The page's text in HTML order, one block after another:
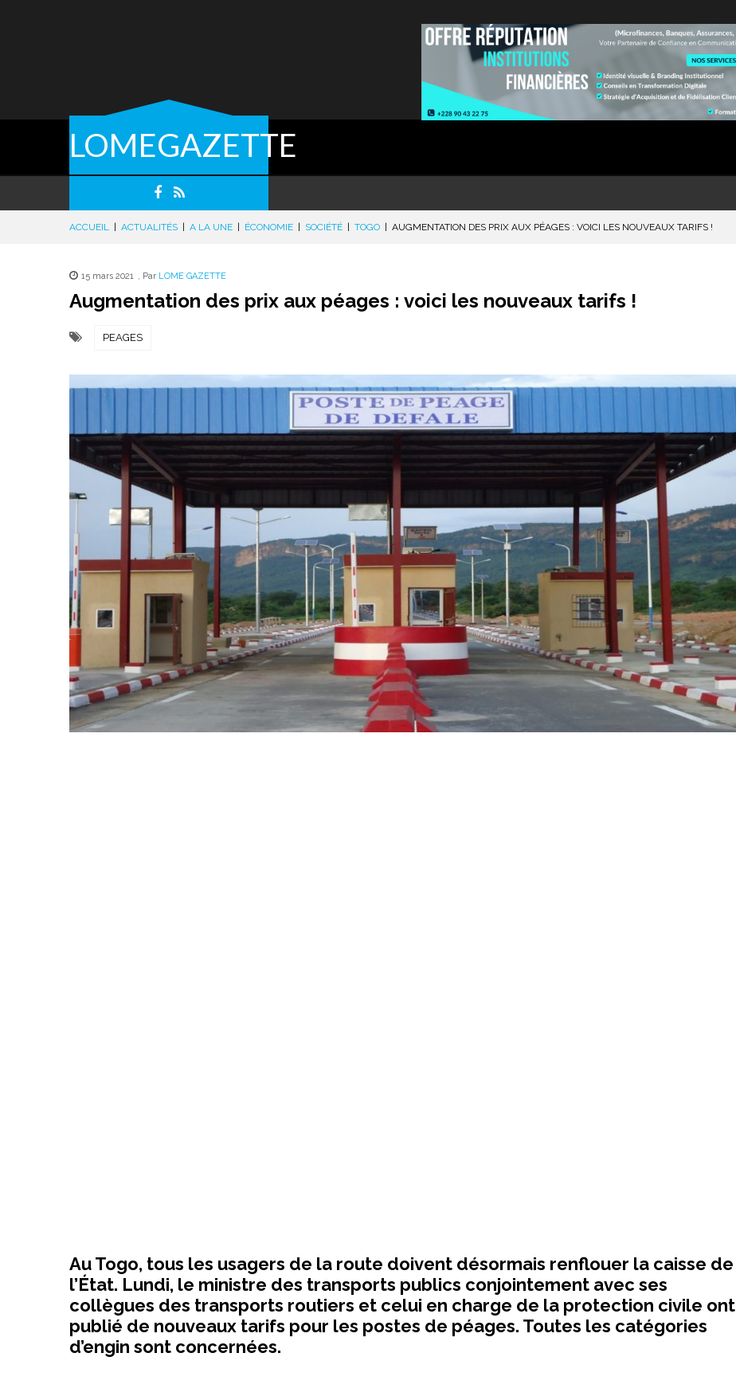
LOMEGAZETTE
ACCUEIL ACTUALITÉS A LA UNE ÉCONOMIE SOCIÉTÉ TOGO AUGMENTATION DES PRIX AUX PÉAGES : VOICI LES NOUVEAUX TARIFS !
15 mars 2021 , Par LOME GAZETTE
Augmentation des prix aux péages : voici les nouveaux tarifs !
PEAGES
Au Togo, tous les usagers de la route doivent désormais renflouer la caisse de
l’État. Lundi, le ministre des transports publics conjointement avec ses
collègues des transports routiers et celui en charge de la protection civile ont
publié de nouveaux tarifs pour les postes de péages. Toutes les catégories
d’engin sont concernées.